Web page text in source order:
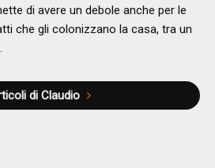
di avere un debole anche per le
che gli colonizzano la casa, tra un
di Claudio